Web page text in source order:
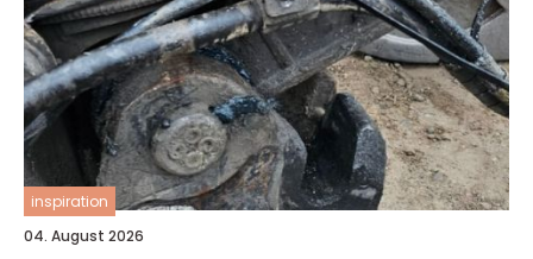
inspiration
04. August 2026